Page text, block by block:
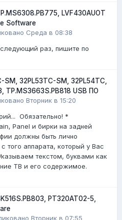
LVF430AUOT
Software
Среда в 08:38
раз, пишите по
SM, 32PL53TC-SM, 32PL54TC,
TP.MS3663S.PB818 USB ПО
Вторник в 15:20
Обязательно! *
Panel и бирки на задней
должны быть лично
того аппарата, который у Вас
текстом, буквами как
ТВ и его содержимое.
PT320AT02-5,
Вторник в 07:55